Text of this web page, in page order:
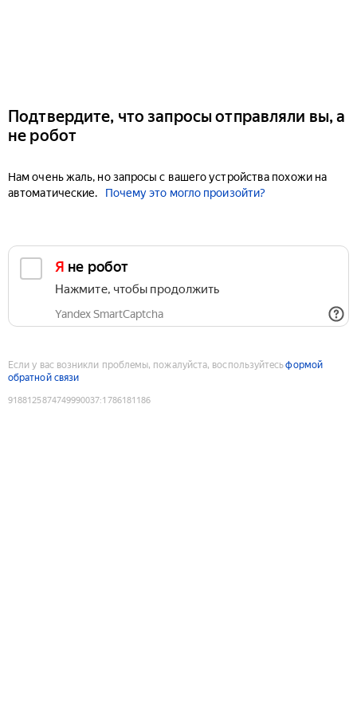
Подтвердите, что запросы отправляли вы, а
не робот
Нам очень жаль, но запросы с вашего устройства похожи на
автоматические.
Почему это могло произойти?
Я не робот
Нажмите, чтобы продолжить
Yandex SmartCaptcha
Если у вас возникли проблемы, пожалуйста, воспользуйтесьформой
обратной связи
9188125874749990037:1786181186